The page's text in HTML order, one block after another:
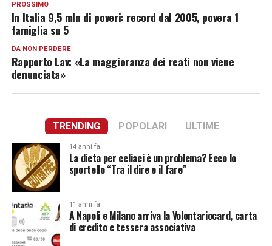
PROSSIMO
In Italia 9,5 mln di poveri: record dal 2005, povera 1
famiglia su 5
DA NON PERDERE
Rapporto Lav: «La maggioranza dei reati non viene
denunciata»
TRENDING POPOLARI ULTIME
14 anni fa
La dieta per celiaci è un problema? Ecco lo
sportello “Tra il dire e il fare”
11 anni fa
A Napoli e Milano arriva la Volontariocard, carta
di credito e tessera associativa